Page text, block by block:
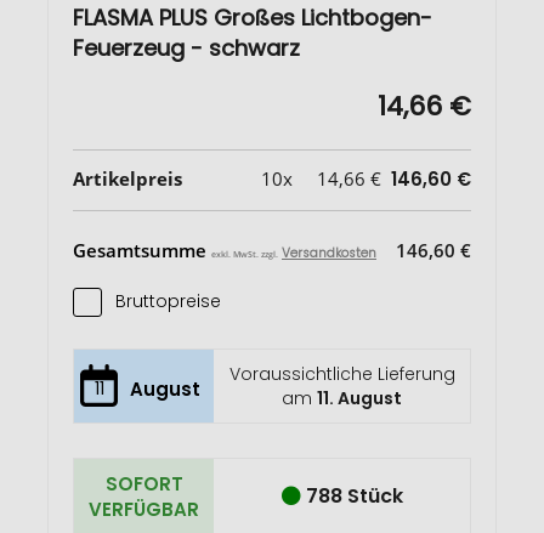
FLASMA PLUS Großes Lichtbogen-
Feuerzeug - schwarz
14,66 €
Artikelpreis 10x 14,66 € 146,60 €
Gesamtsumme exkl. MwSt. zzgl. Versandkosten 146,60 €
Bruttopreise
11 August
Voraussichtliche Lieferung
am11. August
SOFORT
VERFÜGBAR
788 Stück